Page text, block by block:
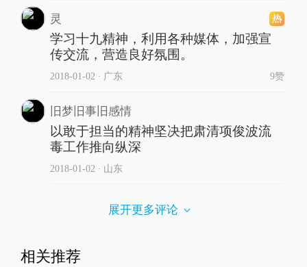
灵
学习十九精神，利用各种媒体，加强宣
传交流，营造良好氛围。
2018-01-02 ∙ 广东 9赞
旧梦旧事旧感情
以敢于担当的精神坚决把肃清项俊波流
毒工作推向纵深
2018-01-02 ∙ 山东
展开更多评论
相关推荐